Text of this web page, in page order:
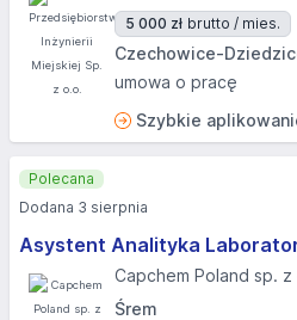
5 000 zł brutto / mies.
Czechowice-
umowa o pracę
Szybkie
Asystent Analityka
Capchem Poland sp. z
Śrem
Polecana
Dodana 3 sierpnia